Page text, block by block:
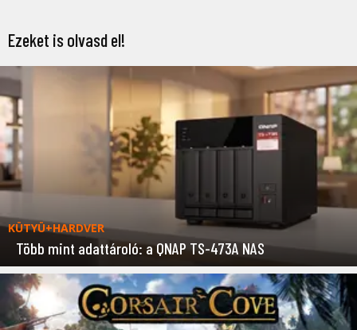
Ezeket is olvasd el!
KÜTYÜ+HARDVER
Több mint adattároló: a QNAP TS-473A NAS